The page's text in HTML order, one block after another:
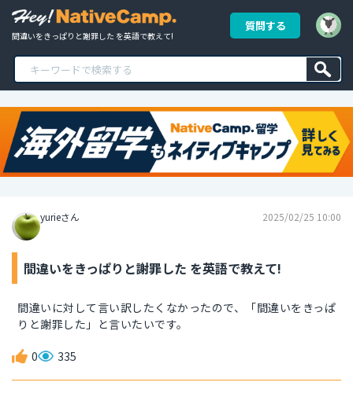
間違いをきっぱりと謝罪した を英語で教えて!
質問する
yurieさん 2025/02/25 10:00
間違いをきっぱりと謝罪した を英語で教えて!
間違いに対して言い訳したくなかったので、「間違いをきっぱ
りと謝罪した」と言いたいです。
0 335